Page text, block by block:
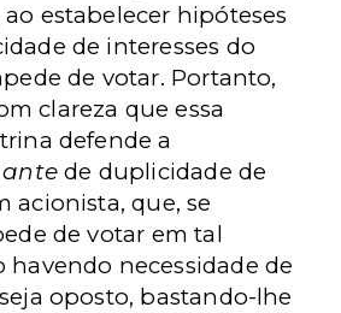
estabelecer hipóteses
de interesses do
de votar. Portanto,
clareza que essa
defende a
antede duplicidade de
acionista, que, se
de votar em tal
havendo necessidade de
oposto, bastando-lhe